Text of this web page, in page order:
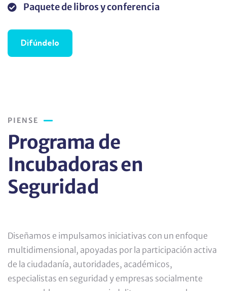
Paquete de libros y conferencia
Difúndelo
PIENSE
Programa de
Incubadoras en
Seguridad
Diseñamos e impulsamos iniciativas con un enfoque
multidimensional, apoyadas por la participación activa
de la ciudadanía, autoridades, académicos,
especialistas en seguridad y empresas socialmente